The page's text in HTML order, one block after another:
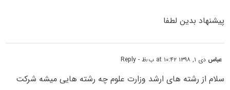
پیشنهاد بدین لطفا
عباس دی ۱, ۱۳۹۸ at ۱۰:۴۲ ب٫ظ - Reply
سلام از رشته های ارشد وزارت علوم چه رشته هایی میشه شرکت